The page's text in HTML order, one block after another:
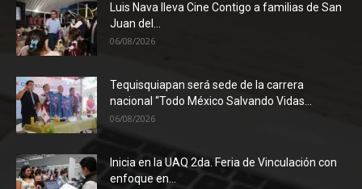
Luis Nava lleva Cine Contigo a familias de San
Juan del...
06/08/2026
Tequisquiapan será sede de la carrera
nacional “Todo México Salvando Vidas...
06/08/2026
Inicia en la UAQ 2da. Feria de Vinculación con
enfoque en...